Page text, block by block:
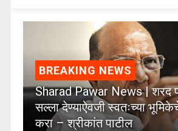
BREAKING NEWS
Sharad Pawar News | शरद
सल्ला देण्याऐवजी स्वतःच्या
करा – श्रीकांत पाटील